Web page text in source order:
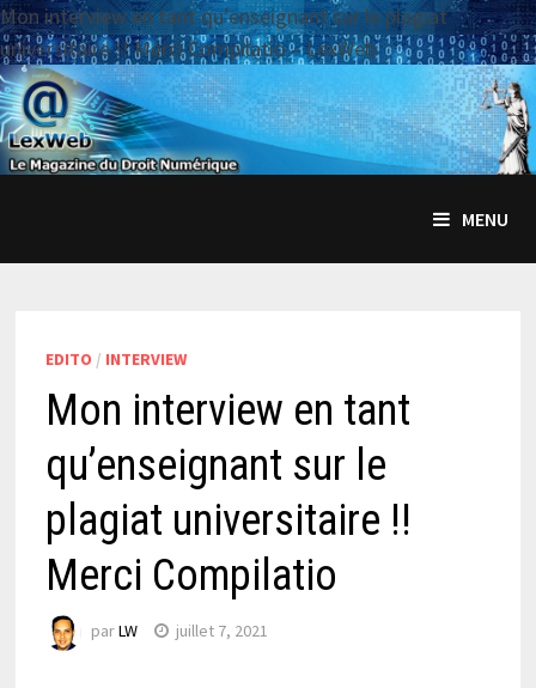
Mon interview en tant qu’enseignant sur le plagiat
universitaire !! Merci Compilatio – LexWeb
Passer
au
contenu
MENU
EDITO / INTERVIEW
Mon interview en tant
qu’enseignant sur le
plagiat universitaire !!
Merci Compilatio
parLW juillet 7, 2021